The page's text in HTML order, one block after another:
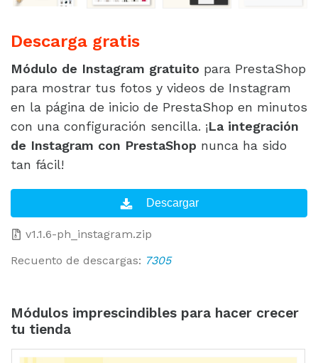
Descarga gratis
Módulo de Instagram gratuito para PrestaShop
para mostrar tus fotos y videos de Instagram
en la página de inicio de PrestaShop en minutos
con una configuración sencilla. ¡La integración
de Instagram con PrestaShop nunca ha sido
tan fácil!
v1.1.6-ph_instagram.zip
Recuento de descargas: 7305
Módulos imprescindibles para hacer crecer
tu tienda